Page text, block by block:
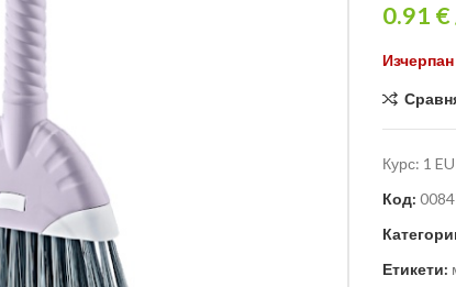
0.91 €
Изчерпан
Курс: 1
Код:
Етикети: